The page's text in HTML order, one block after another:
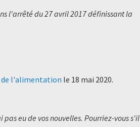
l'arrêté du 27 avril 2017 définissant la
l'alimentation le 18 mai 2020.
eu de vos nouvelles. Pourriez-vous s'il